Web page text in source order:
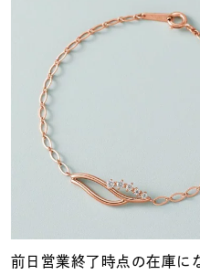
前日営業終了時点の在庫に